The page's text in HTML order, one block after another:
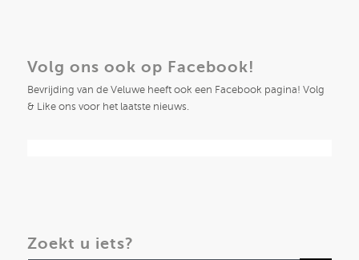
Volg ons ook op Facebook!
Bevrijding van de Veluwe heeft ook een Facebook pagina! Volg
& Like ons voor het laatste nieuws.
Zoekt u iets?